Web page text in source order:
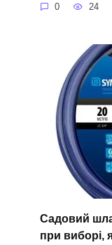
0 24
Садовий
при виборі,